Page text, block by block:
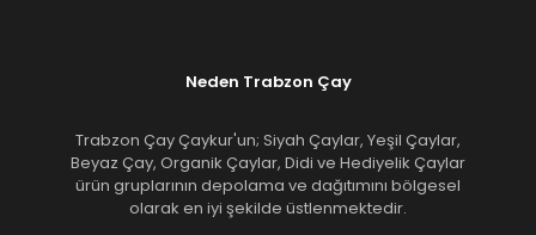
Neden Trabzon Çay
Trabzon Çay Çaykur'un; Siyah Çaylar, Yeşil Çaylar,
Beyaz Çay, Organik Çaylar, Didi ve Hediyelik Çaylar
ürün gruplarının depolama ve dağıtımını bölgesel
olarak en iyi şekilde üstlenmektedir.